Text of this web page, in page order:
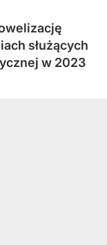
służących
w 2023